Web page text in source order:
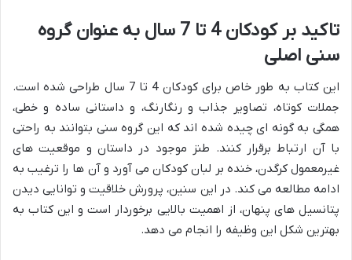
تاکید بر کودکان 4 تا 7 سال به عنوان گروه
سنی اصلی
این کتاب به طور خاص برای کودکان 4 تا 7 سال طراحی شده است.
جملات کوتاه، تصاویر جذاب و رنگارنگ، و داستانی ساده و خطی،
همگی به گونه ای چیده شده اند که این گروه سنی بتوانند به راحتی
با آن ارتباط برقرار کنند. طنز موجود در داستان و موقعیت های
غیرمعمول کرگدن، خنده بر لبان کودکان می آورد و آن ها را ترغیب به
ادامه مطالعه می کند. در این سنین، پرورش خلاقیت و توانایی دیدن
پتانسیل های پنهان، از اهمیت بالایی برخوردار است و این کتاب به
بهترین شکل این وظیفه را انجام می دهد.